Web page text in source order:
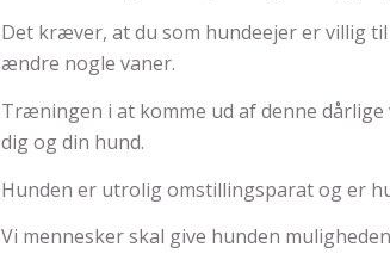
Det kræver, at du som hundeejer er villig
ændre nogle vaner.
Træningen i at komme ud af denne
dig og din hund.
Hunden er utrolig omstillingsparat og er
Vi mennesker skal give hunden